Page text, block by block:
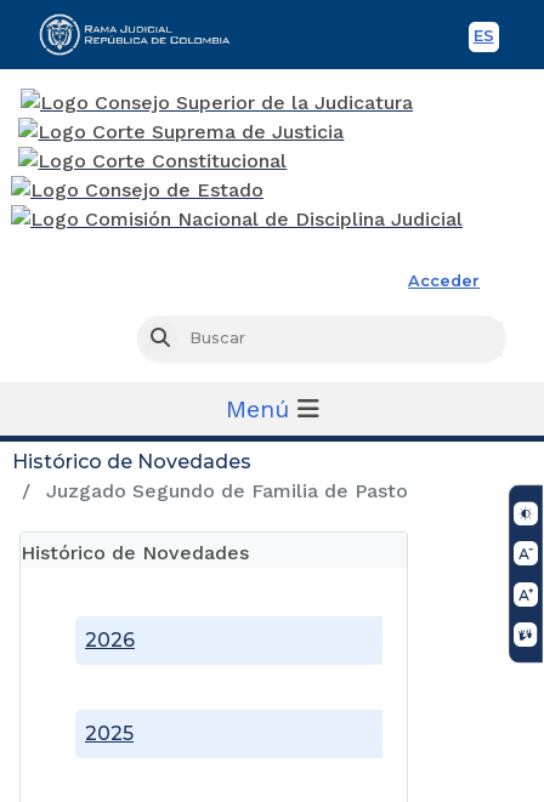
ES
Acceder
Buscar
Menú
Histórico de Novedades
Juzgado Segundo de Familia de Pasto
Histórico de Novedades
2025
2026